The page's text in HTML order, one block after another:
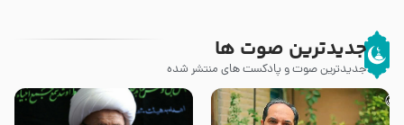
جدیدترین صوت ها
جدیدترین صوت و پادکست های منتشر شده